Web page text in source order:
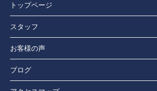
トップページ
スタッフ
お客様の声
ブログ